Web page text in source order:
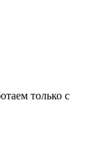
только с